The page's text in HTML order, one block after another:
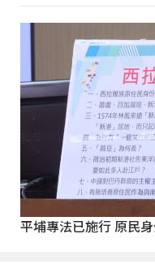
平埔專法已施行 原民